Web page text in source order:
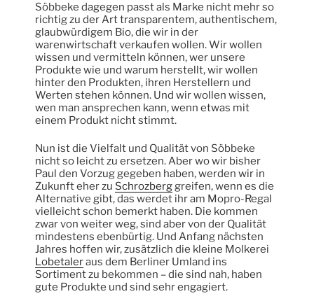
Söbbeke dagegen passt als Marke nicht mehr so
richtig zu der Art transparentem, authentischem,
glaubwürdigem Bio, die wir in der
warenwirtschaft verkaufen wollen. Wir wollen
wissen und vermitteln können, wer unsere
Produkte wie und warum herstellt, wir wollen
hinter den Produkten, ihren Herstellern und
Werten stehen können. Und wir wollen wissen,
wen man ansprechen kann, wenn etwas mit
einem Produkt nicht stimmt.
Nun ist die Vielfalt und Qualität von Söbbeke
nicht so leicht zu ersetzen. Aber wo wir bisher
Paul den Vorzug gegeben haben, werden wir in
Zukunft eher zu Schrozberggreifen, wenn es die
Alternative gibt, das werdet ihr am Mopro-Regal
vielleicht schon bemerkt haben. Die kommen
zwar von weiter weg, sind aber von der Qualität
mindestens ebenbürtig. Und Anfang nächsten
Jahres hoffen wir, zusätzlich die kleine Molkerei
Lobetaleraus dem Berliner Umland ins
Sortiment zu bekommen – die sind nah, haben
gute Produkte und sind sehr engagiert.